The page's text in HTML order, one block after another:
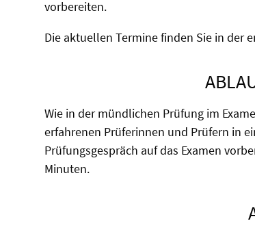
vorbereiten.
Die aktuellen Termine finden Sie in der
Wie in der mündlichen Prüfung im
erfahrenen Prüferinnen und Prüfern in
Prüfungsgespräch auf das Examen
Minuten.